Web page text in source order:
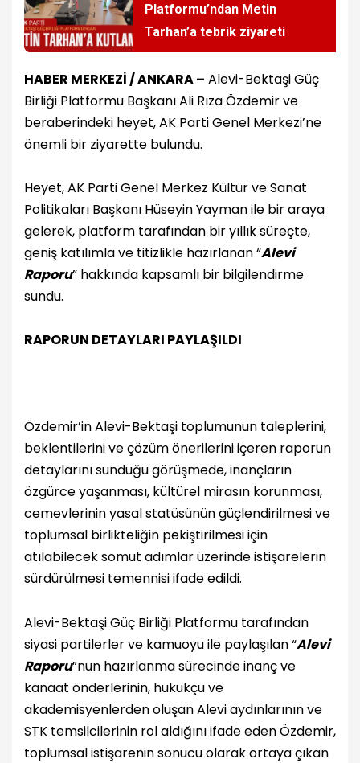
Platformu’ndan Metin
Tarhan’a tebrik ziyareti
HABER MERKEZİ / ANKARA – Alevi-Bektaşi Güç
Birliği Platformu Başkanı Ali Rıza Özdemir ve
beraberindeki heyet, AK Parti Genel Merkezi’ne
önemli bir ziyarette bulundu.
Heyet, AK Parti Genel Merkez Kültür ve Sanat
Politikaları Başkanı Hüseyin Yayman ile bir araya
gelerek, platform tarafından bir yıllık süreçte,
geniş katılımla ve titizlikle hazırlanan “Alevi
Raporu” hakkında kapsamlı bir bilgilendirme
sundu.
RAPORUN DETAYLARI PAYLAŞILDI
Özdemir’in Alevi-Bektaşi toplumunun taleplerini,
beklentilerini ve çözüm önerilerini içeren raporun
detaylarını sunduğu görüşmede, inançların
özgürce yaşanması, kültürel mirasın korunması,
cemevlerinin yasal statüsünün güçlendirilmesi ve
toplumsal birlikteliğin pekiştirilmesi için
atılabilecek somut adımlar üzerinde istişarelerin
sürdürülmesi temennisi ifade edildi.
Alevi-Bektaşi Güç Birliği Platformu tarafından
siyasi partilerler ve kamuoyu ile paylaşılan “Alevi
Raporu”nun hazırlanma sürecinde inanç ve
kanaat önderlerinin, hukukçu ve
akademisyenlerden oluşan Alevi aydınlarının ve
STK temsilcilerinin rol aldığını ifade eden Özdemir,
toplumsal istişarenin sonucu olarak ortaya çıkan